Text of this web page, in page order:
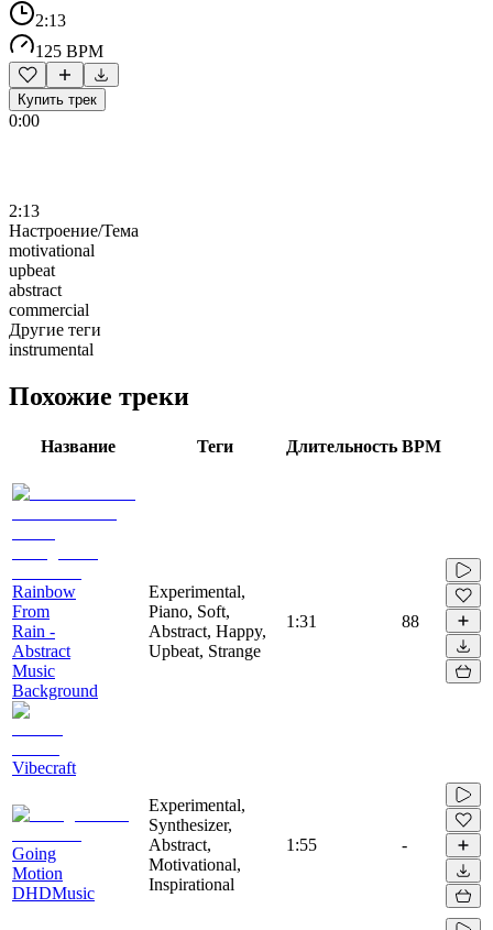
2:13
125 BPM
Купить трек
0:00
2:13
Настроение/Тема
motivational
upbeat
abstract
commercial
Другие теги
instrumental
Похожие треки
Название Теги Длительность BPM
Rainbow
From
Rain -
Abstract
Music
Background
Vibecraft
Experimental,
Piano, Soft,
Abstract, Happy,
Upbeat, Strange
1:31 88
Going
Motion
DHDMusic
Experimental,
Synthesizer,
Abstract,
Motivational,
Inspirational
1:55 -